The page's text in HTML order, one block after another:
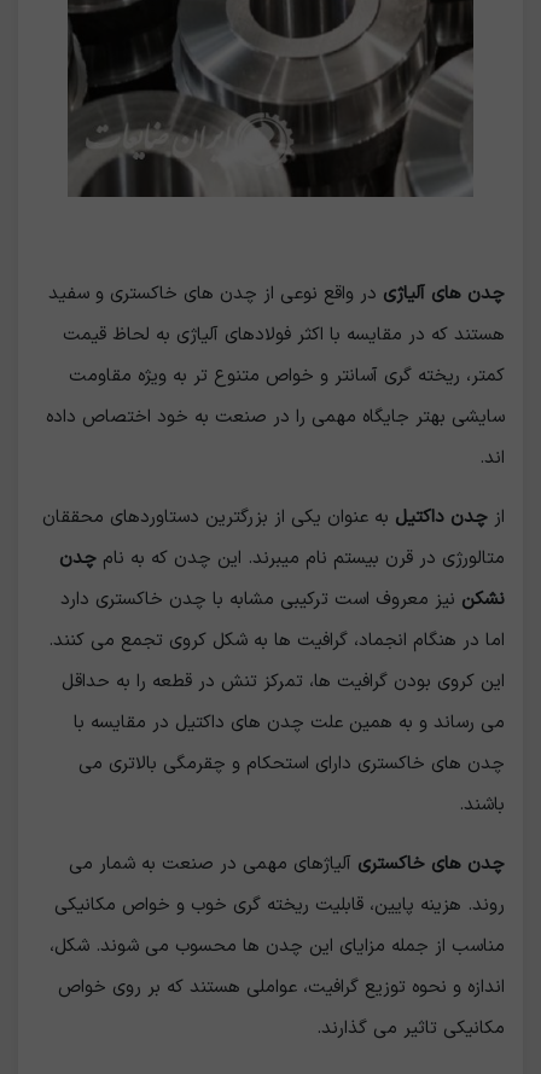
چدن های آلیاژی در واقع نوعی از چدن های خاکستری و سفید
هستند که در مقایسه با اکثر فولادهای آلیاژی به لحاظ قیمت
کمتر، ریخته گری آسانتر و خواص متنوع تر به ویژه مقاومت
سایشی بهتر جایگاه مهمی را در صنعت به خود اختصاص داده
اند.
از چدن داکتیل به عنوان یکی از بزرگترین دستاوردهای محققان
متالورژی در قرن بیستم نام میبرند. این چدن که به نام چدن
نشکن نیز معروف است ترکیبی مشابه با چدن خاکستری دارد
اما در هنگام انجماد، گرافیت ها به شکل کروی تجمع می کنند.
این کروی بودن گرافیت ها، تمرکز تنش در قطعه را به حداقل
می رساند و به همین علت چدن های داکتیل در مقایسه با
چدن های خاکستری دارای استحکام و چقرمگی بالاتری می
باشند.
چدن های خاکستری آلیاژهای مهمی در صنعت به شمار می
روند. هزینه پایین، قابلیت ریخته گری خوب و خواص مکانیکی
مناسب از جمله مزایای این چدن ها محسوب می شوند. شکل،
اندازه و نحوه توزیع گرافیت، عواملی هستند که بر روی خواص
مکانیکی تاثیر می گذارند.